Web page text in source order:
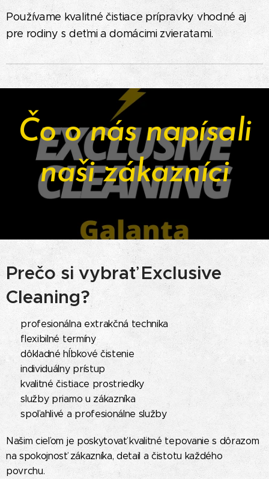
Používame kvalitné čistiace prípravky vhodné aj
pre rodiny s deťmi a domácimi zvieratami.
Čo o nás napísali
naši zákazníci
Prečo si vybrať Exclusive
Cleaning?
✔ profesionálna extrakčná technika
✔ flexibilné termíny
✔ dôkladné hĺbkové čistenie
✔ individuálny prístup
✔ kvalitné čistiace prostriedky
✔ služby priamo u zákazníka
✔ spoľahlivé a profesionálne služby
Našim cieľom je poskytovať kvalitné tepovanie s dôrazom
na spokojnosť zákazníka, detail a čistotu každého
povrchu.